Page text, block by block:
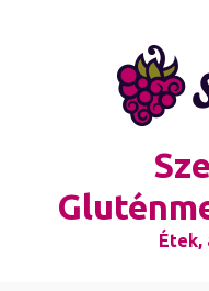
Étek,